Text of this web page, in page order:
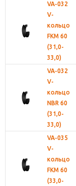
VA-032
V-
кольцо
FKM 60
(31,0-
33,0)
VA-032
V-
кольцо
NBR 60
(31,0-
33,0)
VA-035
V-
кольцо
FKM 60
(33,0-